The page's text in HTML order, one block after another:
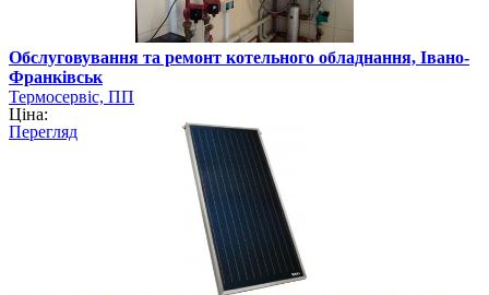
Обслуговування та ремонт котельного обладнання, Івано-
Франківськ
Термосервіс, ПП
Ціна:
Перегляд